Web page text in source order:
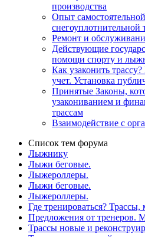
производства
Опыт
снегоуплотнительной
Ремонт и
Действующие
помощи спорту и
Как узаконить
учет. Установка
Принятые Законы,
узакониванием и
трассам
Взаимодействие с
Список тем форума
Лыжнику
Лыжи беговые.
Лыжероллеры.
Лыжи беговые.
Лыжероллеры.
Где тренироваться?
Предложения от тренеров.
Трассы новые и